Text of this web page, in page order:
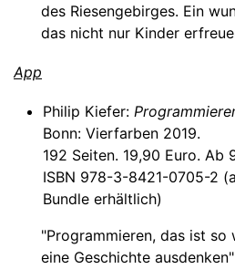
des Riesengebirges. Ein
das nicht nur Kinder
App
Philip Kiefer:
Bonn: Vierfarben 2019.
192 Seiten. 19,90 Euro. Ab
ISBN 978-3-8421-0705-2
Bundle erhältlich)
"Programmieren, das ist so
eine Geschichte